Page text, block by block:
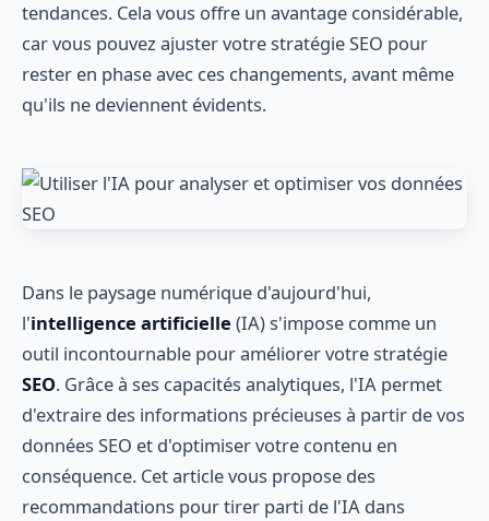
tendances. Cela vous offre un avantage considérable,
car vous pouvez ajuster votre stratégie SEO pour
rester en phase avec ces changements, avant même
qu'ils ne deviennent évidents.
Dans le paysage numérique d'aujourd'hui,
l'intelligence artificielle (IA) s'impose comme un
outil incontournable pour améliorer votre stratégie
SEO. Grâce à ses capacités analytiques, l'IA permet
d'extraire des informations précieuses à partir de vos
données SEO et d'optimiser votre contenu en
conséquence. Cet article vous propose des
recommandations pour tirer parti de l'IA dans